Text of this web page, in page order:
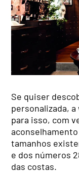
Se quiser
personalizada, a
para isso, com
tamanhos
e dos números
das costas.